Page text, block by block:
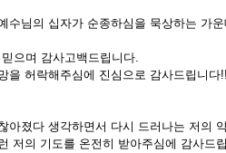
님의 십자가 순종하심을 묵상하는 가
으며 감사고백드립니다.
을 허락해주심에 진심으로 감사드립니다!!
졌다 생각하면서 다시 드러나는 저의
저의 기도를 온전히 받아주심에 감사드